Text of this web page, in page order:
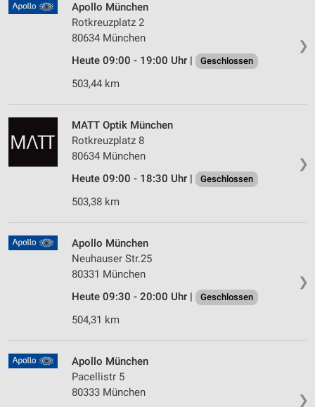
❯
Apollo München
Rotkreuzplatz 2
80634 München
Heute 09:00 - 19:00 Uhr |
Geschlossen
503,44 km
❯
MATT Optik München
Rotkreuzplatz 8
80634 München
Heute 09:00 - 18:30 Uhr |
Geschlossen
503,38 km
❯
Apollo München
Neuhauser Str.25
80331 München
Heute 09:30 - 20:00 Uhr |
Geschlossen
504,31 km
❯
Apollo München
Pacellistr 5
80333 München